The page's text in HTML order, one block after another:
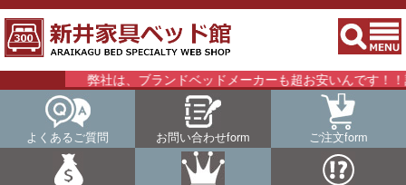
弊社は、ブランドベッドメーカーも超お安いんです！！
よくあるご質問 お問い合わせform ご注文form